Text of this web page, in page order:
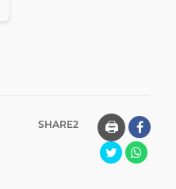
SHARE2 🖨️